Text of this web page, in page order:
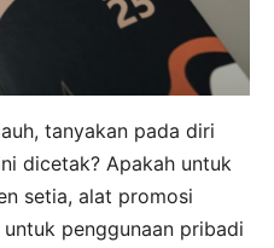
tanyakan pada diri
dicetak? Apakah untuk
setia, alat promosi
penggunaan pribadi